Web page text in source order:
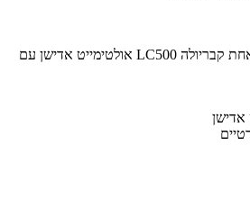
ללקסוס LC יש רמת גימור אחת קבריולה LC500 אולטימייט אדישן עם